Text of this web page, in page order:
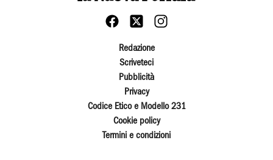
Redazione
Scriveteci
Pubblicità
Privacy
Codice Etico e Modello 231
Cookie policy
Termini e condizioni